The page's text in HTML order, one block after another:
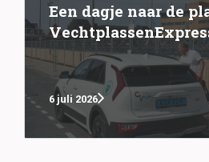
Een dagje naar de
6 juli 2026